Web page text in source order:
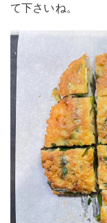
て下さいね。